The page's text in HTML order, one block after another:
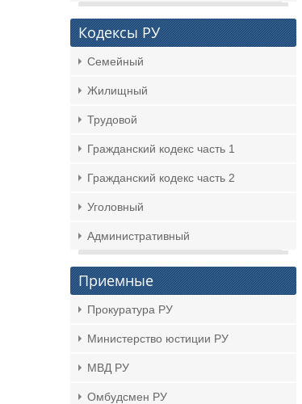
Кодексы РУ
Семейный
Жилищный
Трудовой
Гражданский кодекс часть 1
Гражданский кодекс часть 2
Уголовный
Административный
Приемные
Прокуратура РУ
Министерство юстиции РУ
МВД РУ
Омбудсмен РУ